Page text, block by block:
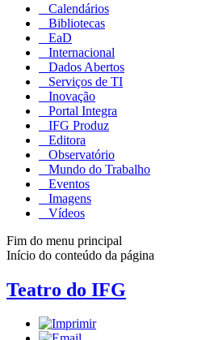
Calendários
Bibliotecas
EaD
Internacional
Dados Abertos
Serviços de TI
Inovação
Portal Integra
IFG Produz
Editora
Observatório
Mundo do Trabalho
Eventos
Imagens
Vídeos
Fim do menu principal
Início do conteúdo da página
Teatro do IFG